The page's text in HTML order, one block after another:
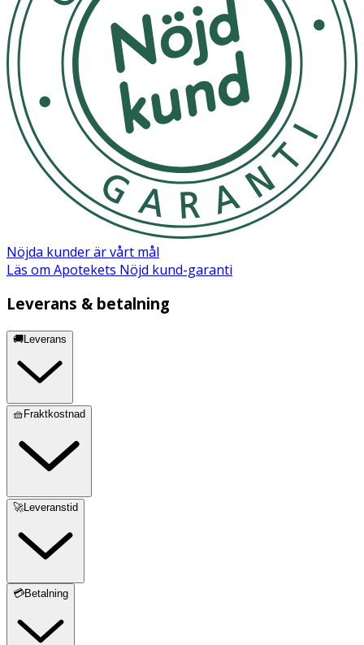
Nöjda kunder är vårt mål
Läs om Apotekets Nöjd kund-garanti
Leverans & betalning
🚚Leverans
🧺Fraktkostnad
🚀Leveranstid
💳Betalning